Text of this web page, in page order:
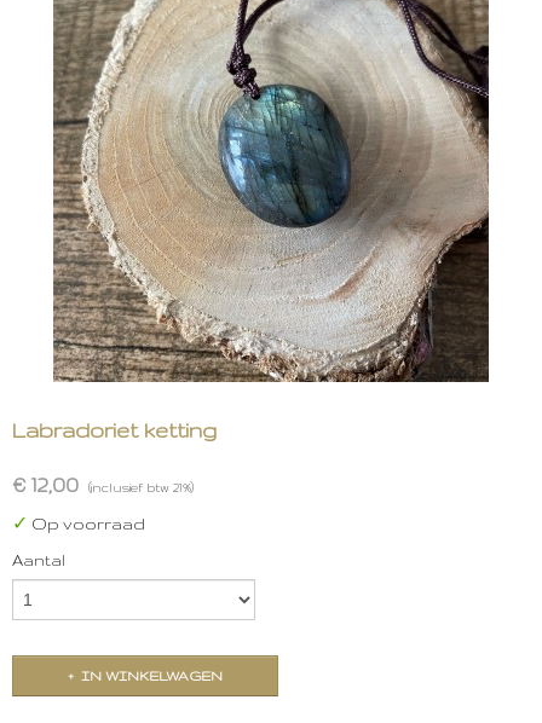
Labradoriet ketting
€ 12,00 (inclusief btw 21%)
✓ Op voorraad
Aantal
IN WINKELWAGEN